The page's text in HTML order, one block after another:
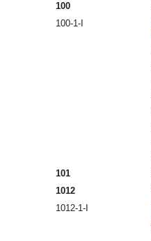
100
100-1-I
101
1012
1012-1-I